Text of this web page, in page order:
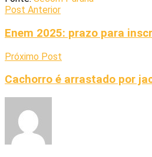
Post Anterior
Enem 2025: prazo para
Próximo Post
Cachorro é arrastado por